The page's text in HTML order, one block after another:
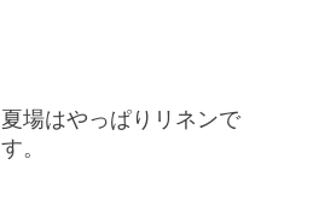
夏場はやっぱりリネンで
す。